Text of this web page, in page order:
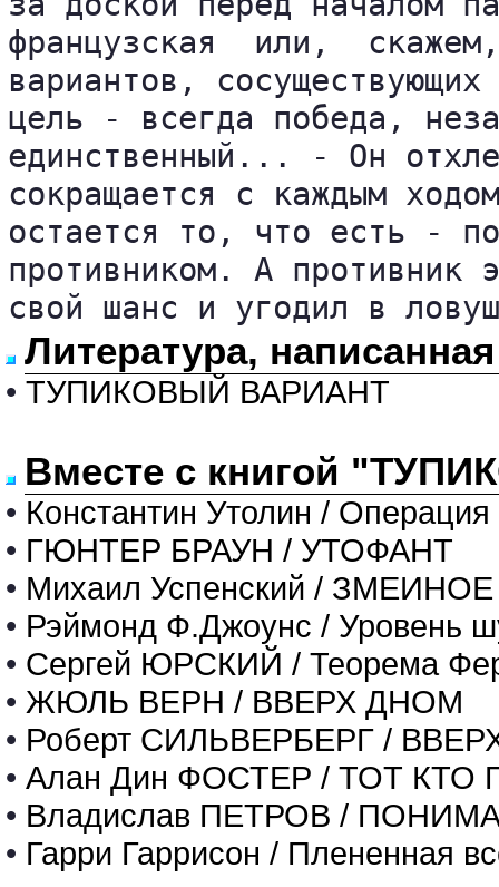
французская  или,
вариантов,
цель - всегда победа,
единственный... - Он
сокращается с каждым
остается то, что есть -
противником. А
свой шанс и угодил в ловуш
Литература,
• ТУПИКОВЫЙ ВАРИАНТ
Вместе с книгой
• Константин Утолин /
• ГЮНТЕР БРАУН / УТОФАНТ
• Михаил Успенский /
• Рэймонд Ф.Джоунс / Уровень
• Сергей ЮРСКИЙ / Теорема
• ЖЮЛЬ ВЕРН / ВВЕРХ ДНОМ
• Роберт СИЛЬВЕРБЕРГ /
• Алан Дин ФОСТЕР / ТОТ
• Владислав ПЕТРОВ /
• Гарри Гаррисон / Плененная